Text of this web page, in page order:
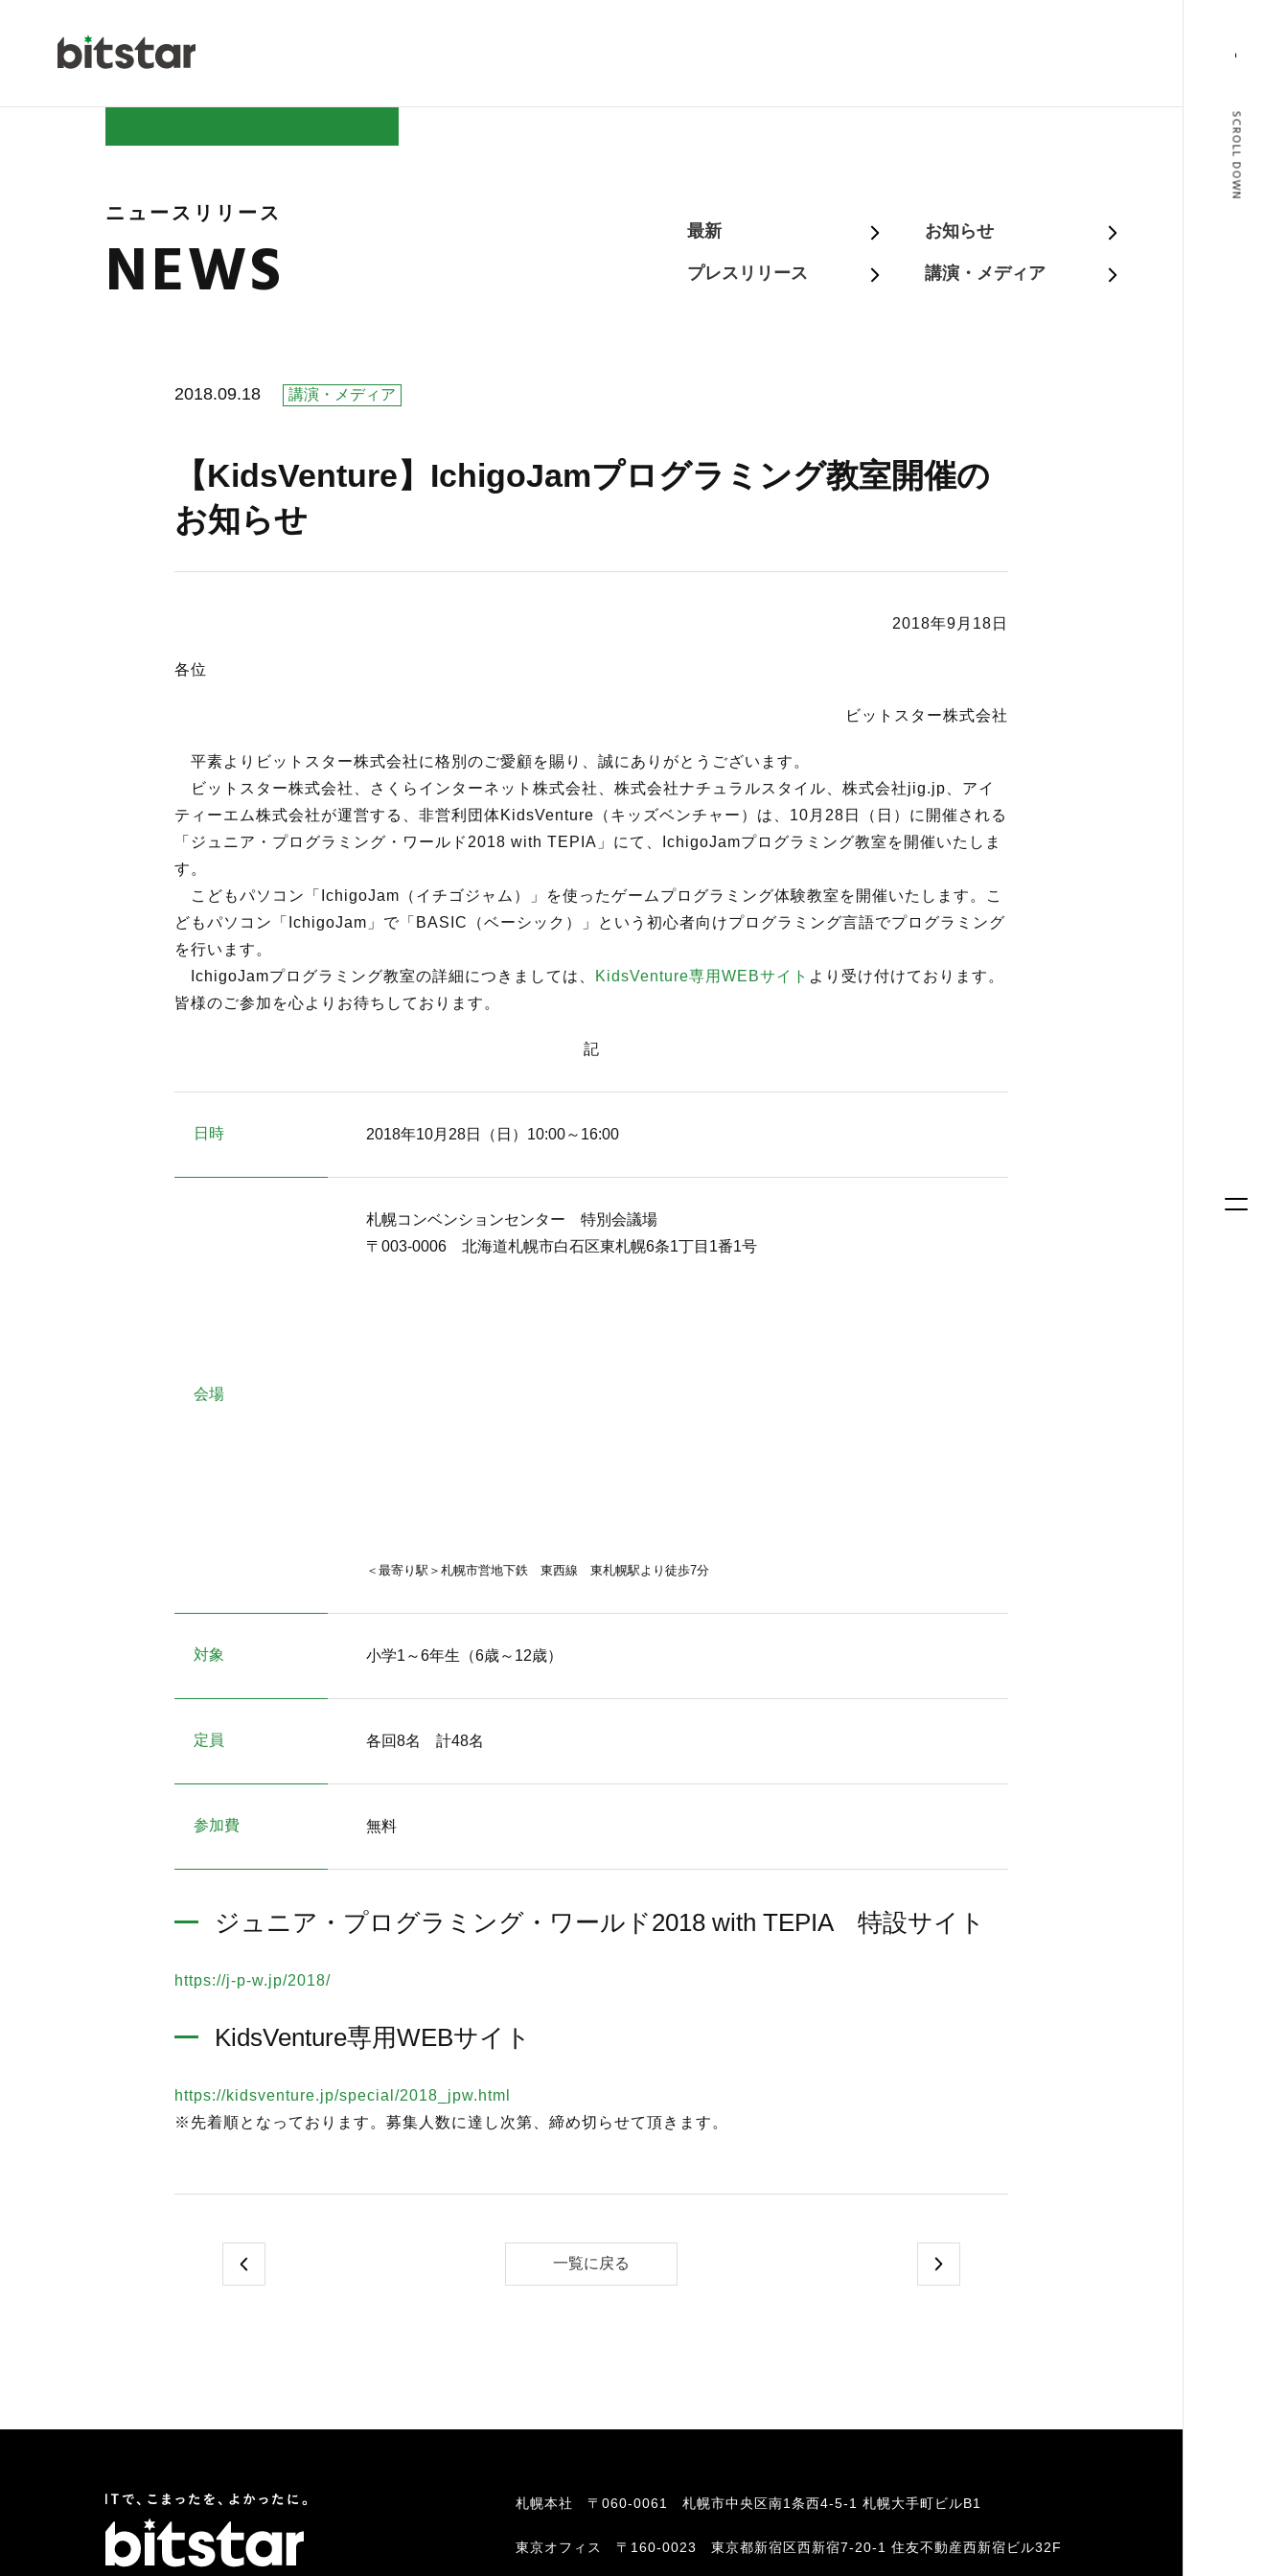
SCROLL DOWN
NEWS
BUSINESS
WORKS
ACTION
RECRUIT
サイトマップ
ニュースリリース
NEWS 最新 お知らせ
プレスリリース 講演・メディア
2018.09.18 講演・メディア
【KidsVenture】IchigoJamプログラミング教室開催の
お知らせ
2018年9月18日
各位
ビットスター株式会社
平素よりビットスター株式会社に格別のご愛顧を賜り、誠にありがとうございます。
ビットスター株式会社、さくらインターネット株式会社、株式会社ナチュラルスタイル、株式会社jig.jp、アイ
ティーエム株式会社が運営する、非営利団体KidsVenture（キッズベンチャー）は、10月28日（日）に開催される
「ジュニア・プログラミング・ワールド2018 with TEPIA」にて、IchigoJamプログラミング教室を開催いたしま
す。
こどもパソコン「IchigoJam（イチゴジャム）」を使ったゲームプログラミング体験教室を開催いたします。こ
どもパソコン「IchigoJam」で「BASIC（ベーシック）」という初心者向けプログラミング言語でプログラミング
を行います。
IchigoJamプログラミング教室の詳細につきましては、
KidsVenture専用WEBサイト より受け付けております。
皆様のご参加を心よりお待ちしております。
記
日時 2018年10月28日（日）10:00～16:00
会場
札幌コンベンションセンター 特別会議場
〒003-0006 北海道札幌市白石区東札幌6条1丁目1番1号
＜最寄り駅＞札幌市営地下鉄 東西線 東札幌駅より徒歩7分
対象 小学1～6年生（6歳～12歳）
定員 各回8名 計48名
参加費 無料
ジュニア・プログラミング・ワールド2018 with TEPIA 特設サイト
https://j-p-w.jp/2018/
KidsVenture専用WEBサイト
https://kidsventure.jp/special/2018_jpw.html
※先着順となっております。募集人数に達し次第、締め切らせて頂きます。
一覧に戻る
札幌本社 〒060-0061 札幌市中央区南1条西4-5-1 札幌大手町ビルB1
東京オフィス 〒160-0023 東京都新宿区西新宿7-20-1 住友不動産西新宿ビル32F